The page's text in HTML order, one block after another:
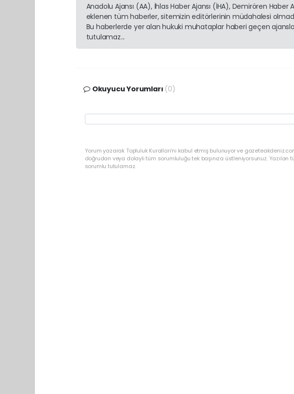
Anadolu Ajansı (AA), İhlas Haber Ajansı (İHA), Demirören
eklenen tüm haberler, sitemizin editörlerinin müdahalesi
Bu haberlerde yer alan hukuki muhataplar haberi geçen
tutulamaz...
Okuyucu Yorumları (0)
Yorum yazarak Topluluk Kuralları’nı kabul etmiş bulunuyor ve
doğrudan veya dolaylı tüm sorumluluğu tek başınıza üstleniyorsunuz.
sorumlu tutulamaz.